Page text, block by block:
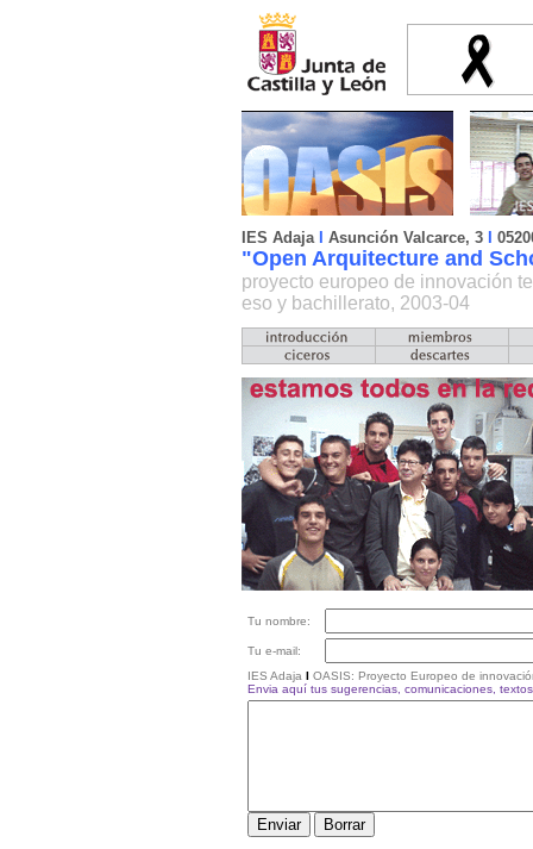
IES AdajaI Asunción Valcarce, 3I
"Open Arquitecture and
proyecto europeo de innovación
eso y bachillerato, 2003-04
Tu nombre:
Tu e-mail:
IES Adaja IOASIS: Proyecto Europeo de
Envia aquí tus sugerencias, comunicaciones,